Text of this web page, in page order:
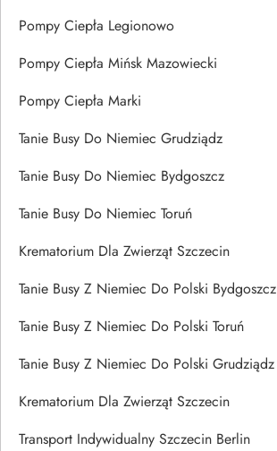
Pompy Ciepła Legionowo
Pompy Ciepła Mińsk Mazowiecki
Pompy Ciepła Marki
Tanie Busy Do Niemiec Grudziądz
Tanie Busy Do Niemiec Bydgoszcz
Tanie Busy Do Niemiec Toruń
Krematorium Dla Zwierząt Szczecin
Tanie Busy Z Niemiec Do Polski Bydgoszcz
Tanie Busy Z Niemiec Do Polski Toruń
Tanie Busy Z Niemiec Do Polski Grudziądz
Krematorium Dla Zwierząt Szczecin
Transport Indywidualny Szczecin Berlin